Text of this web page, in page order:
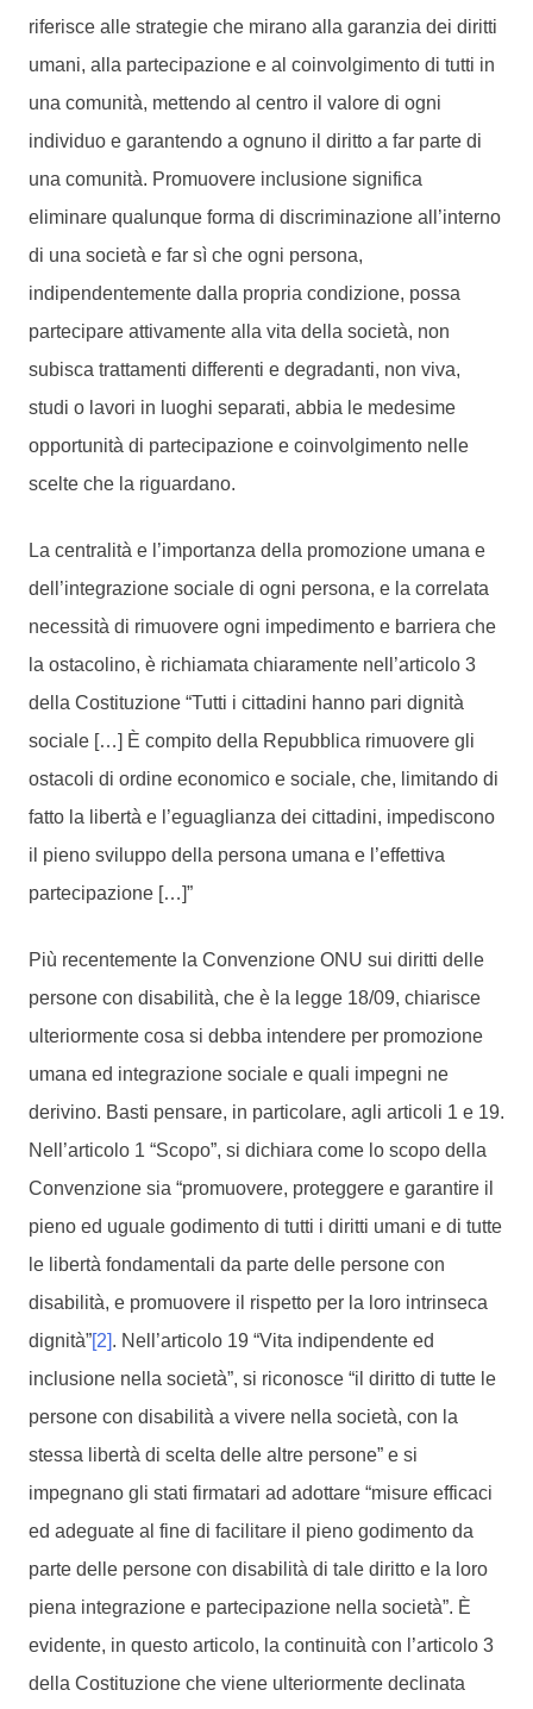
riferisce alle strategie che mirano alla garanzia dei diritti
umani, alla partecipazione e al coinvolgimento di tutti in
una comunità, mettendo al centro il valore di ogni
individuo e garantendo a ognuno il diritto a far parte di
una comunità. Promuovere inclusione significa
eliminare qualunque forma di discriminazione all’interno
di una società e far sì che ogni persona,
indipendentemente dalla propria condizione, possa
partecipare attivamente alla vita della società, non
subisca trattamenti differenti e degradanti, non viva,
studi o lavori in luoghi separati, abbia le medesime
opportunità di partecipazione e coinvolgimento nelle
scelte che la riguardano.
La centralità e l’importanza della promozione umana e
dell’integrazione sociale di ogni persona, e la correlata
necessità di rimuovere ogni impedimento e barriera che
la ostacolino, è richiamata chiaramente nell’articolo 3
della Costituzione “Tutti i cittadini hanno pari dignità
sociale […] È compito della Repubblica rimuovere gli
ostacoli di ordine economico e sociale, che, limitando di
fatto la libertà e l’eguaglianza dei cittadini, impediscono
il pieno sviluppo della persona umana e l’effettiva
partecipazione […]”
Più recentemente la Convenzione ONU sui diritti delle
persone con disabilità, che è la legge 18/09, chiarisce
ulteriormente cosa si debba intendere per promozione
umana ed integrazione sociale e quali impegni ne
derivino. Basti pensare, in particolare, agli articoli 1 e 19.
Nell’articolo 1 “Scopo”, si dichiara come lo scopo della
Convenzione sia “promuovere, proteggere e garantire il
pieno ed uguale godimento di tutti i diritti umani e di tutte
le libertà fondamentali da parte delle persone con
disabilità, e promuovere il rispetto per la loro intrinseca
dignità”[2]. Nell’articolo 19 “Vita indipendente ed
inclusione nella società”, si riconosce “il diritto di tutte le
persone con disabilità a vivere nella società, con la
stessa libertà di scelta delle altre persone” e si
impegnano gli stati firmatari ad adottare “misure efficaci
ed adeguate al fine di facilitare il pieno godimento da
parte delle persone con disabilità di tale diritto e la loro
piena integrazione e partecipazione nella società”. È
evidente, in questo articolo, la continuità con l’articolo 3
della Costituzione che viene ulteriormente declinata